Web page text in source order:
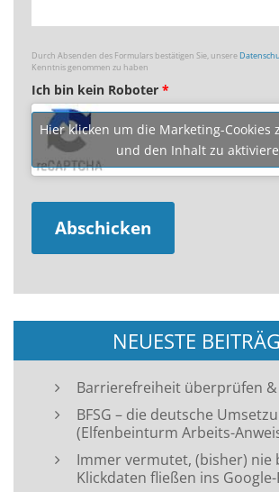
Durch Absenden des Formulars bestätigen Sie, unsere
Kenntnis genommen zu haben
Ich bin kein Roboter *
Hier klicken um die Marketing-Cookies
und den Inhalt zu
NEUESTE
Barrierefreiheit überprüfen
BFSG – die deutsche
(Elfenbeinturm Arbeits-
Immer vermutet, (bisher) nie
Klickdaten fließen ins